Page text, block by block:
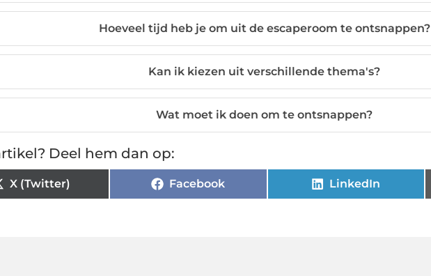
Hoeveel tijd heb je om uit de escaperoom te ontsnappen?
Kan ik kiezen uit verschillende thema's?
Wat moet ik doen om te ontsnappen?
Deel hem dan op:
X (Twitter) Facebook LinkedIn